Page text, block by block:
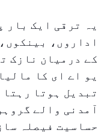
یہ ترقی ایک بار
اداروں،
کے درمیان نازک
یو اے ای کا
تبدیل ہوتا
آمدنی والے
حساسیت فیصلہ